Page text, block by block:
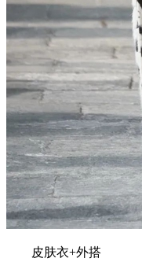
皮肤衣+外搭